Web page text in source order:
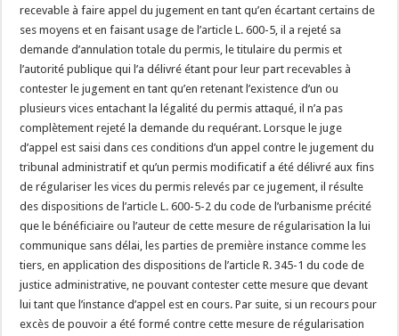
recevable à faire appel du jugement en tant qu’en écartant certains de
ses moyens et en faisant usage de l’article L. 600-5, il a rejeté sa
demande d’annulation totale du permis, le titulaire du permis et
l’autorité publique qui l’a délivré étant pour leur part recevables à
contester le jugement en tant qu’en retenant l’existence d’un ou
plusieurs vices entachant la légalité du permis attaqué, il n’a pas
complètement rejeté la demande du requérant. Lorsque le juge
d’appel est saisi dans ces conditions d’un appel contre le jugement du
tribunal administratif et qu’un permis modificatif a été délivré aux fins
de régulariser les vices du permis relevés par ce jugement, il résulte
des dispositions de l’article L. 600-5-2 du code de l’urbanisme précité
que le bénéficiaire ou l’auteur de cette mesure de régularisation la lui
communique sans délai, les parties de première instance comme les
tiers, en application des dispositions de l’article R. 345-1 du code de
justice administrative, ne pouvant contester cette mesure que devant
lui tant que l’instance d’appel est en cours. Par suite, si un recours pour
excès de pouvoir a été formé contre cette mesure de régularisation